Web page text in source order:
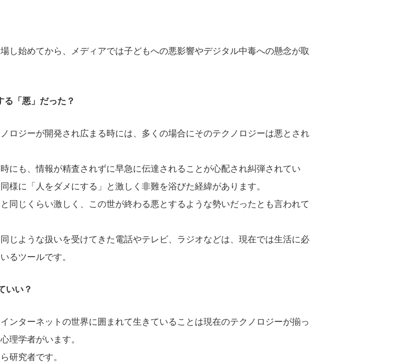
し始めてから、メディアでは子どもへの悪影響やデジタル中毒への懸念が取
「悪」だった？
ロジーが開発され広まる時には、多くの場合にそのテクノロジーは悪とされ
にも、情報が精査されずに早急に伝達されることが心配され糾弾されてい
様に「人をダメにする」と激しく非難を浴びた経緯があります。
同じくらい激しく、この世が終わる悪とするような勢いだったとも言われて
じような扱いを受けてきた電話やテレビ、ラジオなどは、現在では生活に必
るツールです。
いい？
ンターネットの世界に囲まれて生きていることは現在のテクノロジーが揃っ
理学者がいます。
研究者です。